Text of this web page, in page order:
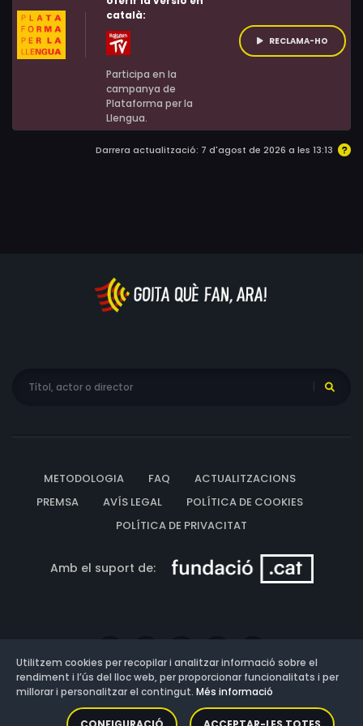
Embry, Jeffrey W. Jenkins, Dawayne Jordan, Jeff Lipary,
Homero Lopez, Marcus Orelias
català:
Participa en la
campanya de
Plataforma per la
Llengua.
RECLAMA-HO
Darrera actualització: 7 d'agost de 2026 a les 13:13
METODOLOGIA FAQ
ACTUALITZACIONS
PREMSA
AVÍS LEGAL
POLÍTICA DE COOKIES
POLÍTICA DE PRIVACITAT
Amb el suport de:
Versió: 3.13.0.202607011342
Utilitzem cookies per recopilar i analitzar informació sobre el
rendiment i l’ús del lloc web, per proporcionar funcionalitats i per
millorar i personalitzar el contingut. Més informació